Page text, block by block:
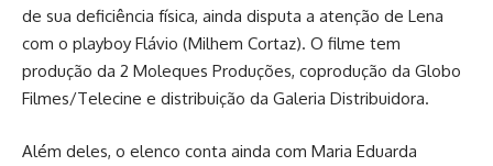
de sua deficiência física, ainda disputa a atenção de Lena
com o playboy Flávio (Milhem Cortaz). O filme tem
produção da 2 Moleques Produções, coprodução da Globo
Filmes/Telecine e distribuição da Galeria Distribuidora.
Além deles, o elenco conta ainda com Maria Eduarda